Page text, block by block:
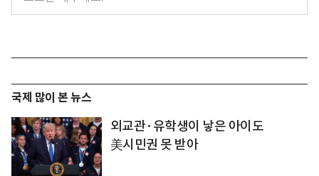
국제 많이 본 뉴스
외교관·유학생이 낳은 아이도
美시민권 못 받아